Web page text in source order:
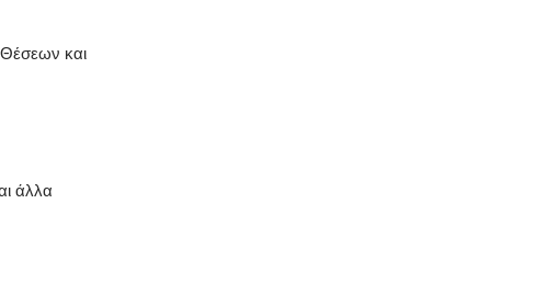
και
άλλα